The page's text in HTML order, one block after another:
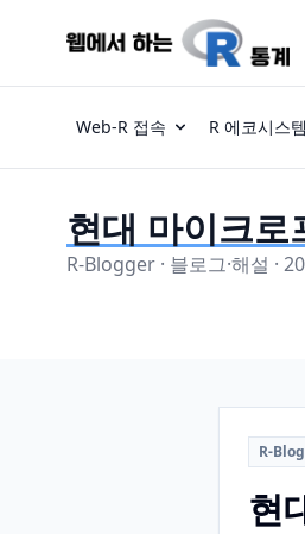
Web-R 접속 R 에코시스템
현대 마이크
R-Blogger · 블로그·해설 ·
R-
현